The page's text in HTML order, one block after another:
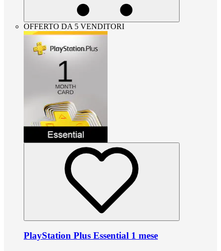
OFFERTO DA 5 VENDITORI
PlayStation Plus Essential 1 mese